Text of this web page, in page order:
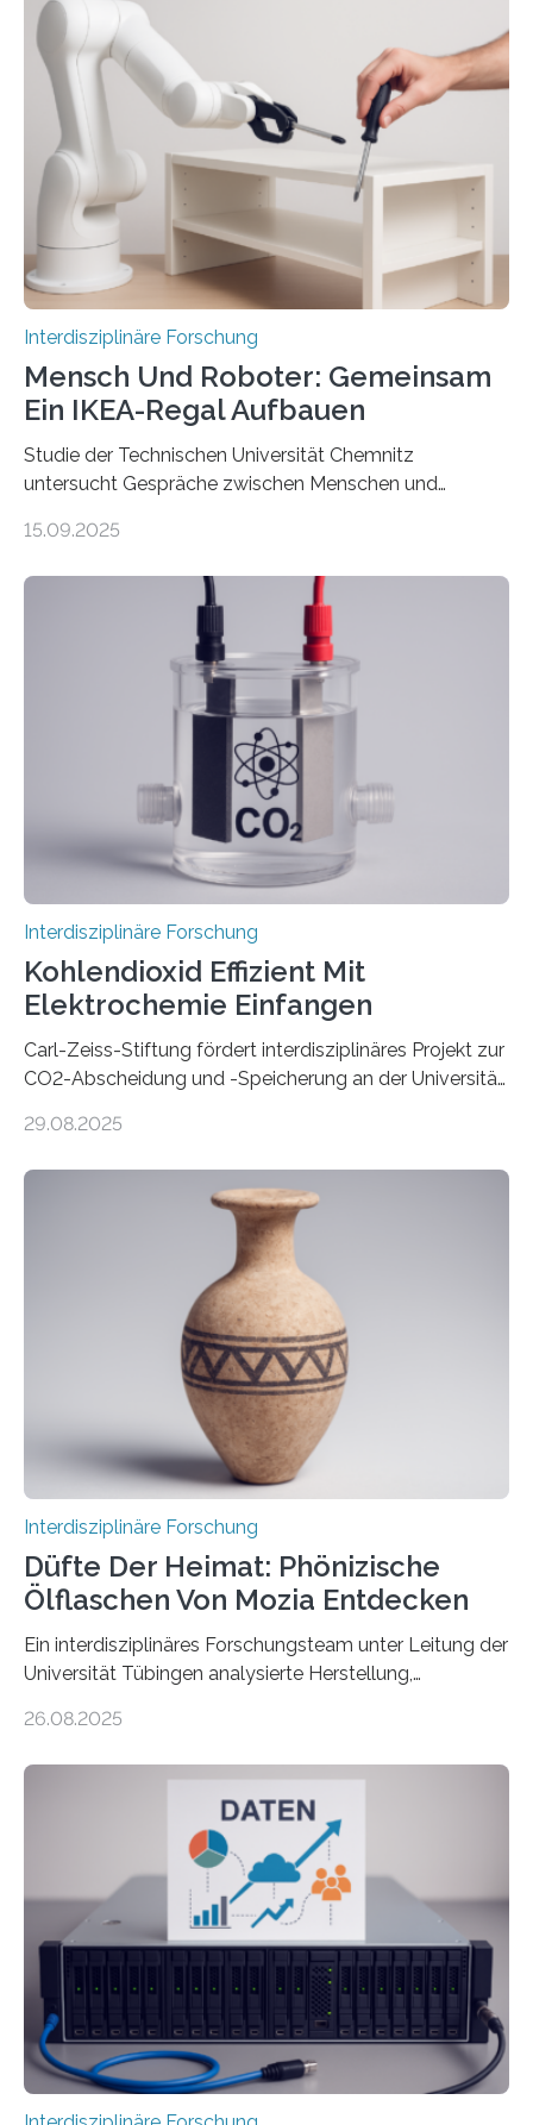
Interdisziplinäre Forschung
Mensch Und Roboter: Gemeinsam
Ein IKEA-Regal Aufbauen
Studie der Technischen Universität Chemnitz
untersucht Gespräche zwischen Menschen und
Podcast. Bereits jetzt arbeiten Menschen eng mit
Industrie. In Zukunft wird das voraussichtlich noch
Roboter-Teams eigentlich währenddessen? Und vor
allem wie? „Uns interessiert, ob Menschen im Team mit
dem Roboter anders sprechen als im Team mit
anderen Menschen“, so die Sprachwissenschaftlerin
Prof. Dr. Christina Sanchez-Stockhammer von der
Technischen Universität…
15.09.2025
Interdisziplinäre Forschung
Kohlendioxid Effizient Mit
Elektrochemie Einfangen
Carl-Zeiss-Stiftung fördert interdisziplinäres Projekt zur
CO2-Abscheidung und -Speicherung an der Universität
von CO2-Emissionen gilt als wichtige Maßnahme zur
Erdatmosphäre, sondern auch das Fangen und
Speichern des Treibhausgases aus der Luft.
Dementsprechend hat auch die aktuelle
Bundesregierung in ihrem Koalitionsvertrag die
Entwicklung von CO2-Abscheidungs- und
Speicherungstechnologien als Ziel ausgegeben.
Insbesondere das sogenannte Direct Air Capture (DAC)
betrachtet sie dabei als „vielversprechende
Zukunftstechnologie, um Negativemissionen zu heben“.
Wissenschaftlerinnen…
29.08.2025
Interdisziplinäre Forschung
Düfte Der Heimat: Phönizische
Ölflaschen Von Mozia Entdecken
Ein interdisziplinäres Forschungsteam unter Leitung der
Universität Tübingen analysierte Herstellung,
aus der phönizischen Siedlung Mozia, vor der Küste
Rolle von Düften für die Identitätsbildung, die
Erinnerungskultur sowie den interkulturellen Austausch
im Mittelmeerraum der Eisenzeit. Zum ersten Mal hat
ein interdisziplinäres Forscherteam eine umfassende
Analyse der Herstellung, Technologie und Inhalte von
51 keramischen Ölgefäßen aus der phönizischen
Siedlung Mozia auf…
26.08.2025